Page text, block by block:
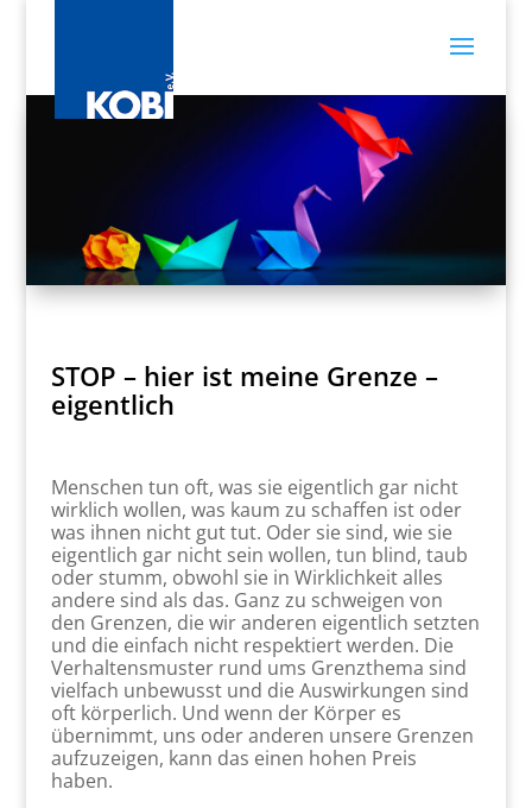
STOP – hier ist meine Grenze –
eigentlich
Menschen tun oft, was sie eigentlich gar nicht
wirklich wollen, was kaum zu schaffen ist oder
was ihnen nicht gut tut. Oder sie sind, wie sie
eigentlich gar nicht sein wollen, tun blind, taub
oder stumm, obwohl sie in Wirklichkeit alles
andere sind als das. Ganz zu schweigen von
den Grenzen, die wir anderen eigentlich setzten
und die einfach nicht respektiert werden. Die
Verhaltensmuster rund ums Grenzthema sind
vielfach unbewusst und die Auswirkungen sind
oft körperlich. Und wenn der Körper es
übernimmt, uns oder anderen unsere Grenzen
aufzuzeigen, kann das einen hohen Preis
haben.